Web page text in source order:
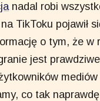
nadal robi
TikToku pojawił
o tym, że w
jest
mediów
co tak